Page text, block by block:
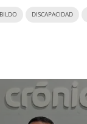
DISCAPACIDAD